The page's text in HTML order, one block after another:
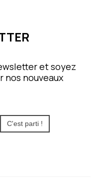
et soyez
nos nouveaux
C'est parti !